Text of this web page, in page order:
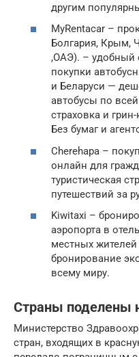
другим
MyRentacar –
Болгария, Крым,
,ОАЭ). – удобный
покупки
и Беларуси —
автобусы по
страховка и
Без бумаг и
Cherehapa –
онлайн для
туристическая
путешествий за
Kiwitaxi –
аэропорта в
местных
бронирование
всему миру.
Страны поделены
Министерство
стран, входящих в